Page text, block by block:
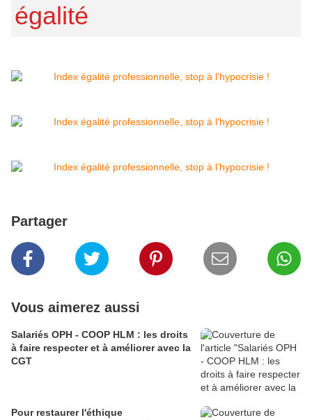
égalité
Partager
Vous aimerez aussi
Salariés OPH - COOP HLM : les droits
à faire respecter et à améliorer avec la
CGT
Pour restaurer l'éthique